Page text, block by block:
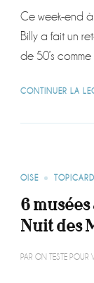
Ce week-end
Billy a fait un
de 50’s
CONTINUER LA
OISE
6
Nuit des
PAR ON TESTE POUR